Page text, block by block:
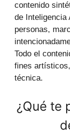
contenido
de Inteligencia
personas,
Todo el
fines
técnica.
¿Qué te